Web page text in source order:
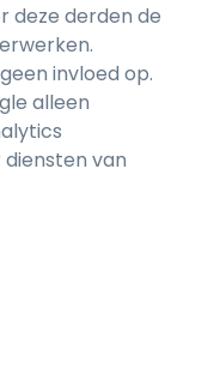
deze derden de
invloed op.
alleen
van